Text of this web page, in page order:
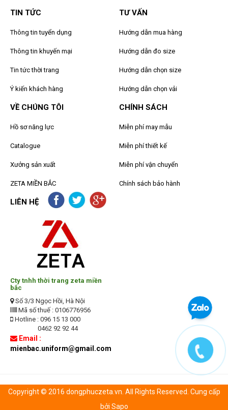
TIN TỨC
Thông tin tuyển dụng
Thông tin khuyến mại
Tin tức thời trang
Ý kiến khách hàng
TƯ VẤN
Hướng dẫn mua hàng
Hướng dẫn đo size
Hướng dẫn chọn size
Hướng dẫn chọn vải
VỀ CHÚNG TÔI
Hồ sơ năng lực
Catalogue
Xưởng sản xuất
ZETA MIỀN BẮC
CHÍNH SÁCH
Miễn phí may mẫu
Miễn phí thiết kế
Miễn phí vận chuyển
Chính sách bảo hành
LIÊN HỆ
Cty tnhh thời trang zeta miền
bắc
Số 3/3 Ngọc Hồi, Hà Nội
Mã số thuế : 0106776956
Hotline : 096 15 13 000
0462 92 92 44
Email :
mienbac.uniform@gmail.com
Copyright © 2016 dongphuczeta.vn. All Rights Reserved. Cung cấp
bởi Sapo